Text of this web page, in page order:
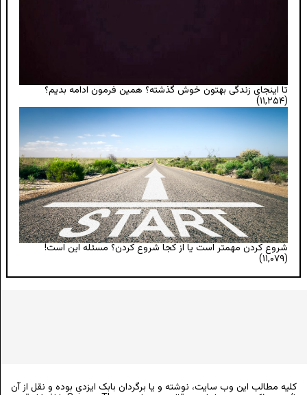
تا اینجای زندگی بهتون خوش گذشته؟ همین فرمون ادامه بدیم؟
(۱۱,۲۵۴)
شروع کردن مهمتر است یا از کجا شروع کردن؟ مسئله این است!
(۱۱,۰۷۹)
کلیه مطالب این وب سایت، نوشته و یا برگردان بابک ایزدی بوده و نقل از آن